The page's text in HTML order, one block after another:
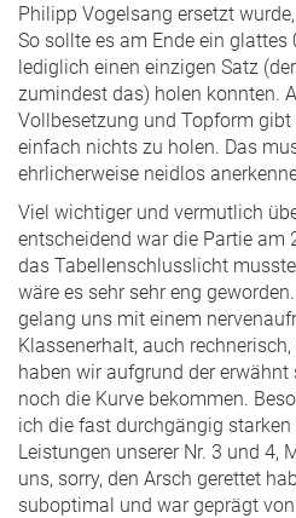
Philipp Vogelsang ersetzt
So sollte es am Ende ein glattes
lediglich einen einzigen Satz
zumindest das) holen konnten.
Vollbesetzung und Topform gibt
einfach nichts zu holen. Das
ehrlicherweise neidlos
Viel wichtiger und vermutlich
entscheidend war die Partie am
das Tabellenschlusslicht
wäre es sehr sehr eng
gelang uns mit einem
Klassenerhalt, auch
haben wir aufgrund der erwähnt
noch die Kurve bekommen.
ich die fast durchgängig
Leistungen unserer Nr. 3 und 4,
uns, sorry, den Arsch gerettet
suboptimal und war geprägt